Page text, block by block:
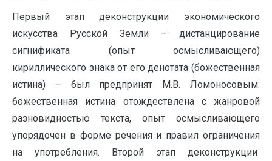
Первый этап деконструкции экономического
искусства Русской Земли – дистанцирование
сигнификата (опыт осмысливающего)
кириллического знака от его денотата (божественная
истина) – был предпринят М.В. Ломоносовым:
божественная истина отождествлена с жанровой
разновидностью текста, опыт осмысливающего
упорядочен в форме речения и правил ограничения
на употребления. Второй этап деконструкции